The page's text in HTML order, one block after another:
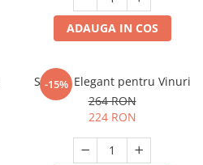
ADAUGA IN COS
-15%
Suport Elegant pentru Vinuri
264 RON
224 RON